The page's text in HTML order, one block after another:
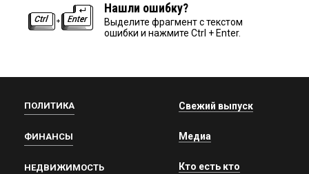
Нашли ошибку?
Выделите фрагмент с текстом
ошибки и нажмите Ctrl + Enter.
ПОЛИТИКА
ФИНАНСЫ
НЕДВИЖИМОСТЬ
Свежий выпуск
Медиа
Кто есть кто